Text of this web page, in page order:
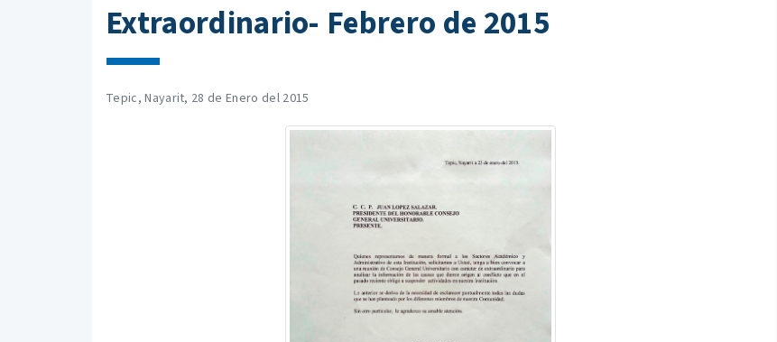
Extraordinario- Febrero de 2015
Tepic, Nayarit, 28 de Enero del 2015